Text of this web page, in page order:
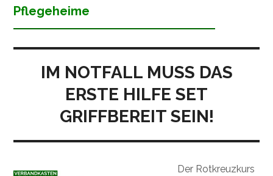
Pflegeheime
IM NOTFALL MUSS DAS
ERSTE HILFE SET
GRIFFBEREIT SEIN!
Der Rotkreuzkurs